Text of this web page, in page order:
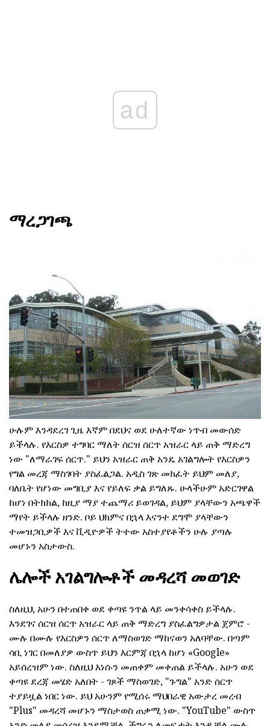
ad
ማረጋገጫ
ሁሉም እንዳደረገ ጊዜ እኛም በደህና ወደ ሁለተኛው ነጥብ መውሰድ
ይችላሉ. የእርስዎ ተግባር ማለት ሰርዝ ሰርጥ አዝራር ላይ ጠቅ ማድረግ
ነው "ለማራገፍ ሰርጥ." ይህን አዝራር ጠቅ አንዴ አገልግሎት የእርስዎን
የግል መረጃ ማስገባት ያስፈልጋል. አዲስ ገጽ መክፈት ይህም መለያ,
ባለቤት የሆነው መግቢያ እና የይለፍ ቃል ይግለጹ. ሁላችሁም አድርገዋል
ከሆነ በትክክል, ከዚያ ማያ ተጨማሪ ይወገዳል, ይህም ያላቸውን አጫዋች
ማየት ይችላሉ ዘንድ. ቦይ ህክምና በኋላ እናንተ ደግሞ ያላቸውን
ተመዝጋቢዎች እና ቪዲዮዎች ትተው አስተያየቶችን ሁሉ ያጣሉ
መሆኑን አስታውስ.
ሌሎች አገልግሎቶች መዳረሻ መወገድ
ስለዚህ, አሁን በተጠበቀ ወደ ቀጣዩ ንጥል ላይ መንቀሳቀስ ይችላሉ.
እንደገና ሰርዝ ሰርጥ አዝራር ላይ ጠቅ ማድረግ ያስፈልግዎታል ጀምሮ -
ሙሉ በሙሉ የእርስዎን ሰርጥ ለማስወገድ ማከናወን አለባቸው. በጣም
ሳቢ ነገር በመለያዎ ውስጥ ይህን እርምጃ በኋላ ከሆነ «Google»
አይሰረዝም ነው. ስለዚህ እነሱን መጠቀም መቀጠል ይችላሉ. አሁን ወደ
ቀጣዩ ደረጃ መሄድ አለበት - ገጾች ማስወገድ, "ጉግል" አንድ ሰርጥ
ተያይዟል ነበር ነው. ይህ አሁንም የሚሰሩ ማህበራዊ አውታረ መረብ
"Plus" መዳረሻ መሆኑን ማስታወስ ጠቃሚ ነው. "YouTube" ውስጥ